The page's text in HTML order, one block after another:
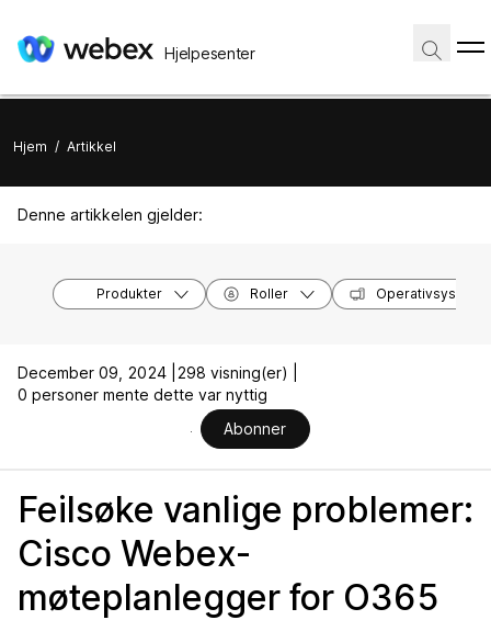
Hjelpesenter
Hjem / Artikkel
Denne artikkelen gjelder:
Produkter Roller
December 09, 2024 |
298 visning(er) |
0 personer mente dette var nyttig
Abonner
Feilsøke vanlige problemer:
Cisco Webex-
møteplanlegger for O365